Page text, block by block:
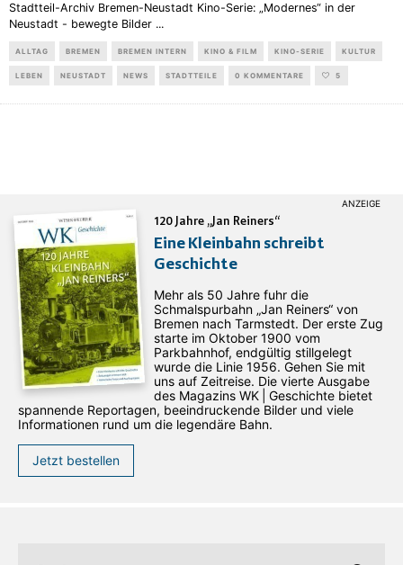
Stadtteil-Archiv Bremen-Neustadt Kino-Serie: „Modernes“ in der
Neustadt - bewegte Bilder ...
ALLTAG BREMEN BREMEN INTERN KINO & FILM KINO-SERIE KULTUR
LEBEN NEUSTADT NEWS STADTTEILE 0 KOMMENTARE 5
120 Jahre „Jan Reiners“
Eine Kleinbahn schreibt
Geschichte
Mehr als 50 Jahre fuhr die
Schmalspurbahn „Jan ­Reiners“ von
Bremen nach Tarmstedt. Der erste Zug
starte im Oktober 1900 vom
Parkbahnhof, endgültig stillgelegt
wurde die Linie 1956. Gehen Sie mit
uns auf Zeitreise. Die vierte Ausgabe
des ­Magazins WK | Geschichte bietet
spannende Reportagen, beeindruckende Bilder und viele
Informationen rund um die legendäre Bahn.
Jetzt bestellen